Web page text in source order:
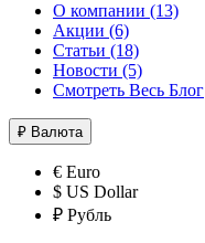
О компании (13)
Акции (6)
Статьи (18)
Новости (5)
Смотреть Весь Блог
₽ Валюта
€ Euro
$ US Dollar
₽ Рубль